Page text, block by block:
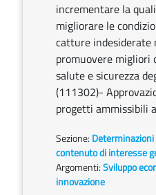
incrementare la
migliorare le
catture indesiderate
promuovere migliori
salute e sicurezza
(111302)-
progetti ammissibili
Sezione:
contenuto di interesse
Argomenti:Sviluppo
innovazione